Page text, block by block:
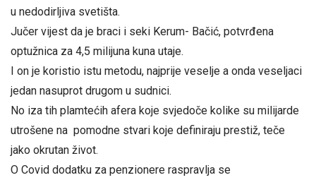
u nedodirljiva svetišta.
Jučer vijest da je braci i seki Kerum- Bačić, potvrđena
optužnica za 4,5 milijuna kuna utaje.
I on je koristio istu metodu, najprije veselje a onda veseljaci
jedan nasuprot drugom u sudnici.
No iza tih plamtećih afera koje svjedoče kolike su milijarde
utrošene na pomodne stvari koje definiraju prestiž, teče
jako okrutan život.
O Covid dodatku za penzionere raspravlja se